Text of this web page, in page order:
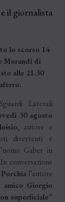
il giornalista
lo scorso 14
Morandi di
alle 21.30
Laterali
30 agosto
, autore e
divertenti e
Gaber in
conversazione
l’autore
amico Giorgio
superficiale”